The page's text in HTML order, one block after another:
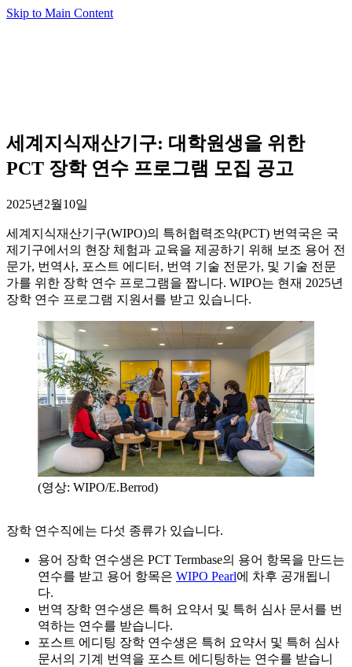
Skip to Main Content
세계지식재산기구: 대학원생을 위한
PCT 장학 연수 프로그램 모집 공고
2025년2월10일
세계지식재산기구(WIPO)의 특허협력조약(PCT) 번역국은 국
제기구에서의 현장 체험과 교육을 제공하기 위해 보조 용어 전
문가, 번역사, 포스트 에디터, 번역 기술 전문가, 및 기술 전문
가를 위한 장학 연수 프로그램을 짭니다. WIPO는 현재 2025년
장학 연수 프로그램 지원서를 받고 있습니다.
(영상: WIPO/E.Berrod)
장학 연수직에는 다섯 종류가 있습니다.
용어 장학 연수생은 PCT Termbase의 용어 항목을 만드는
연수를 받고 용어 항목은 WIPO Pearl에 차후 공개됩니
다.
번역 장학 연수생은 특허 요약서 및 특허 심사 문서를 번
역하는 연수를 받습니다.
포스트 에디팅 장학 연수생은 특허 요약서 및 특허 심사
문서의 기계 번역을 포스트 에디팅하는 연수를 받습니